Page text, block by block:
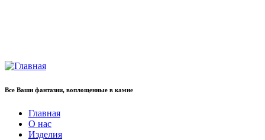
Все Ваши фантазии, воплощенные в камне
Главная
О нас
Изделия